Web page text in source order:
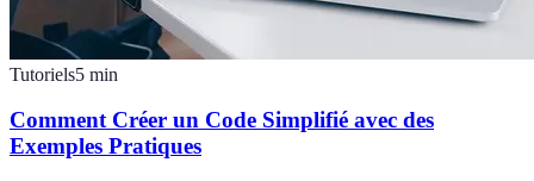
Tutoriels5 min
Comment Créer un Code Simplifié avec des
Exemples Pratiques